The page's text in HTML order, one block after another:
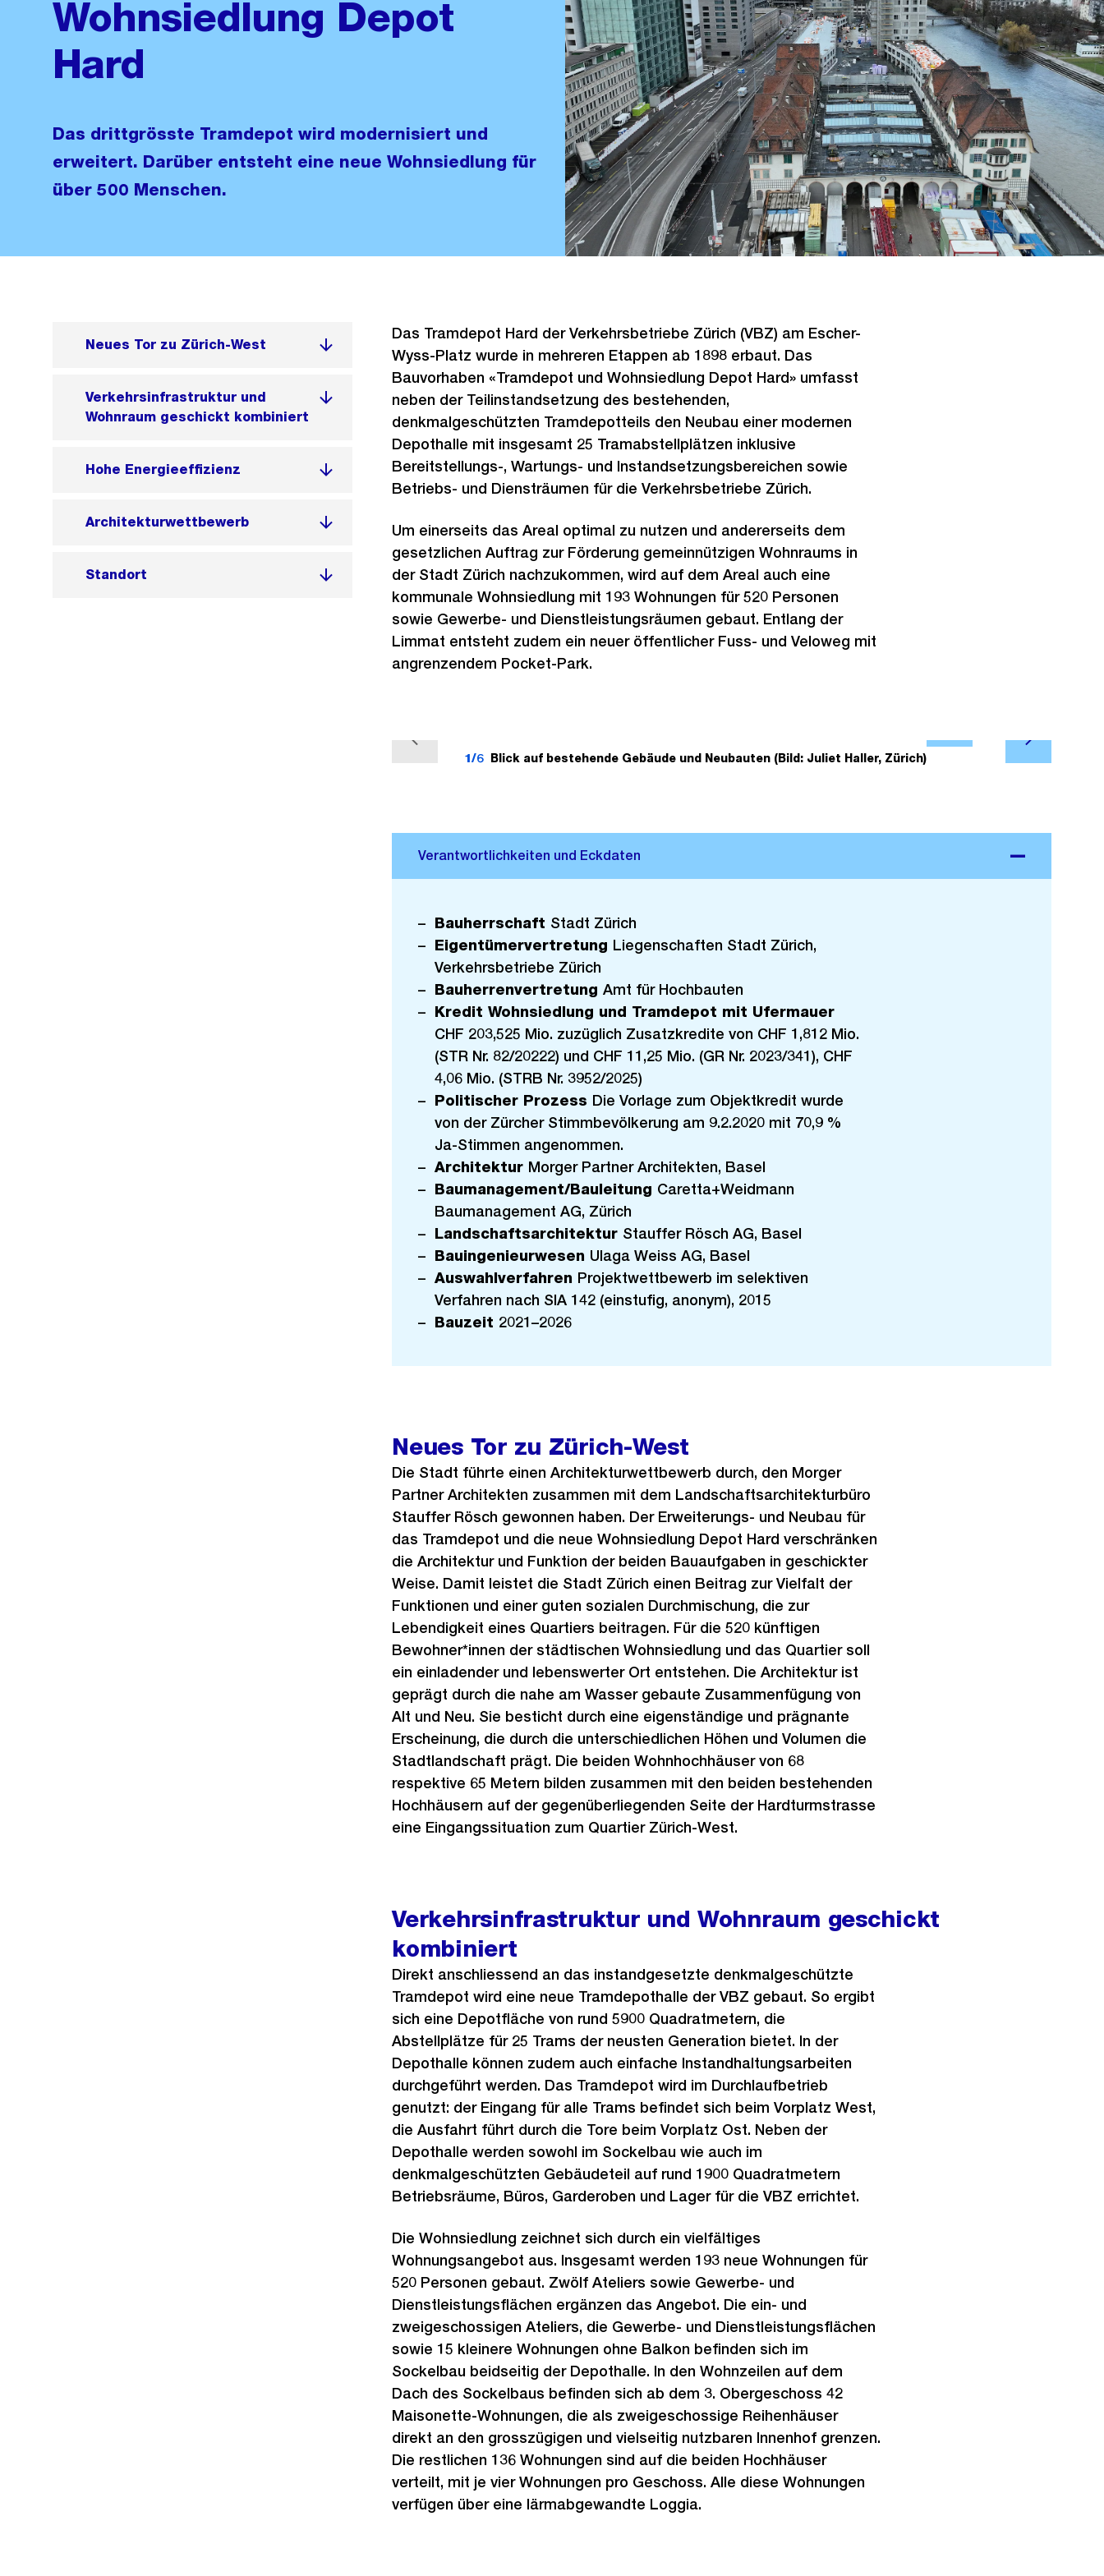
Wohnsiedlung Depot
Hard
Das drittgrösste Tramdepot wird modernisiert und
erweitert. Darüber entsteht eine neue Wohnsiedlung für
über 500 Menschen.
Neues Tor zu Zürich-West
Verkehrsinfrastruktur und
Wohnraum geschickt kombiniert
Hohe Energieeffizienz
Architekturwettbewerb
Standort
Das Tramdepot Hard der Verkehrsbetriebe Zürich (VBZ) am Escher-
Wyss-Platz wurde in mehreren Etappen ab 1898 erbaut. Das
Bauvorhaben «Tramdepot und Wohnsiedlung Depot Hard» umfasst
neben der Teilinstandsetzung des bestehenden,
denkmalgeschützten Tramdepotteils den Neubau einer modernen
Depothalle mit insgesamt 25 Tramabstellplätzen inklusive
Bereitstellungs-, Wartungs- und Instandsetzungsbereichen sowie
Betriebs- und Diensträumen für die Verkehrsbetriebe Zürich.
Um einerseits das Areal optimal zu nutzen und andererseits dem
gesetzlichen Auftrag zur Förderung gemeinnützigen Wohnraums in
der Stadt Zürich nachzukommen, wird auf dem Areal auch eine
kommunale Wohnsiedlung mit 193 Wohnungen für 520 Personen
sowie Gewerbe- und Dienstleistungsräumen gebaut. Entlang der
Limmat entsteht zudem ein neuer öffentlicher Fuss- und Veloweg mit
angrenzendem Pocket-Park.
r
i
e
s
e
1/6 Blick auf bestehende Gebäude und Neubauten (Bild: Juliet Haller, Zürich)
Bauherrschaft Stadt Zürich
Eigentümervertretung Liegenschaften Stadt Zürich,
Verkehrsbetriebe Zürich
BauherrenvertretungAmt für Hochbauten
Kredit Wohnsiedlung und Tramdepot mit Ufermauer
CHF 203,525 Mio. zuzüglich Zusatzkredite von CHF 1,812 Mio.
(STR Nr. 82/20222) und CHF 11,25 Mio. (GR Nr. 2023/341), CHF
4,06 Mio. (STRB Nr. 3952/2025)
Politischer Prozess Die Vorlage zum Objektkredit wurde
von der Zürcher Stimmbevölkerung am 9.2.2020 mit 70,9 %
Ja-Stimmen angenommen.
Architektur Morger Partner Architekten, Basel
Baumanagement/Bauleitung Caretta+Weidmann
Baumanagement AG, Zürich
Landschaftsarchitektur Stauffer Rösch AG, Basel
Bauingenieurwesen Ulaga Weiss AG, Basel
Auswahlverfahren Projektwettbewerb im selektiven
Verfahren nach SIA 142 (einstufig, anonym), 2015
Bauzeit 2021–2026
Neues Tor zu Zürich-West
Die Stadt führte einen Architekturwettbewerb durch, den Morger
Partner Architekten zusammen mit dem Landschaftsarchitekturbüro
Stauffer Rösch gewonnen haben. Der Erweiterungs- und Neubau für
das Tramdepot und die neue Wohnsiedlung Depot Hard verschränken
die Architektur und Funktion der beiden Bauaufgaben in geschickter
Weise. Damit leistet die Stadt Zürich einen Beitrag zur Vielfalt der
Funktionen und einer guten sozialen Durchmischung, die zur
Lebendigkeit eines Quartiers beitragen. Für die 520 künftigen
Bewohner*innen der städtischen Wohnsiedlung und das Quartier soll
ein einladender und lebenswerter Ort entstehen. Die Architektur ist
geprägt durch die nahe am Wasser gebaute Zusammenfügung von
Alt und Neu. Sie besticht durch eine eigenständige und prägnante
Erscheinung, die durch die unterschiedlichen Höhen und Volumen die
Stadtlandschaft prägt. Die beiden Wohnhochhäuser von 68
respektive 65 Metern bilden zusammen mit den beiden bestehenden
Hochhäusern auf der gegenüberliegenden Seite der Hardturmstrasse
eine Eingangssituation zum Quartier Zürich-West.
Verkehrsinfrastruktur und Wohnraum geschickt
kombiniert
Direkt anschliessend an das instandgesetzte denkmalgeschützte
Tramdepot wird eine neue Tramdepothalle der VBZ gebaut. So ergibt
sich eine Depotfläche von rund 5900 Quadratmetern, die
Abstellplätze für 25 Trams der neusten Generation bietet. In der
Depothalle können zudem auch einfache Instandhaltungsarbeiten
durchgeführt werden. Das Tramdepot wird im Durchlaufbetrieb
genutzt: der Eingang für alle Trams befindet sich beim Vorplatz West,
die Ausfahrt führt durch die Tore beim Vorplatz Ost. Neben der
Depothalle werden sowohl im Sockelbau wie auch im
denkmalgeschützten Gebäudeteil auf rund 1900 Quadratmetern
Betriebsräume, Büros, Garderoben und Lager für die VBZ errichtet.
Die Wohnsiedlung zeichnet sich durch ein vielfältiges
Wohnungsangebot aus. Insgesamt werden 193 neue Wohnungen für
520 Personen gebaut. Zwölf Ateliers sowie Gewerbe- und
Dienstleistungsflächen ergänzen das Angebot. Die ein- und
zweigeschossigen Ateliers, die Gewerbe- und Dienstleistungsflächen
sowie 15 kleinere Wohnungen ohne Balkon befinden sich im
Sockelbau beidseitig der Depothalle. In den Wohnzeilen auf dem
Dach des Sockelbaus befinden sich ab dem 3. Obergeschoss 42
Maisonette-Wohnungen, die als zweigeschossige Reihenhäuser
direkt an den grosszügigen und vielseitig nutzbaren Innenhof grenzen.
Die restlichen 136 Wohnungen sind auf die beiden Hochhäuser
verteilt, mit je vier Wohnungen pro Geschoss. Alle diese Wohnungen
verfügen über eine lärmabgewandte Loggia.